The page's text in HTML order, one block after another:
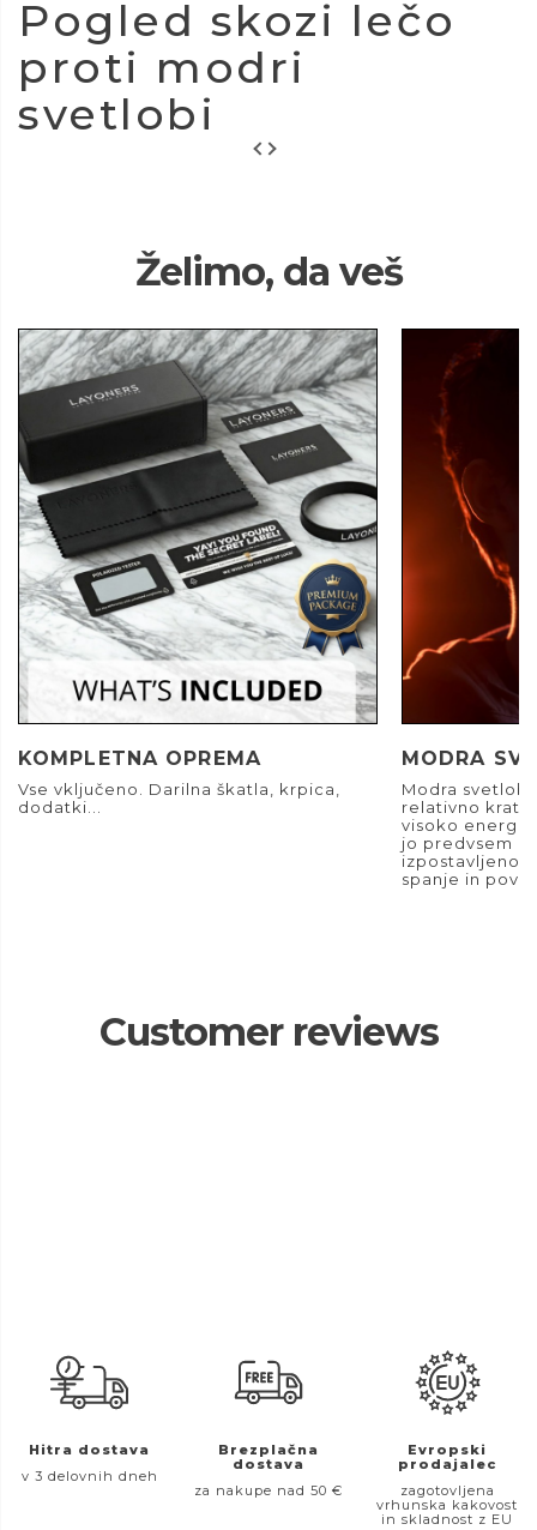
Pogled skozi lečo
proti modri
svetlobi
Želimo, da veš
KOMPLETNA OPREMA
Vse vključeno. Darilna škatla, krpica,
dodatki...
MODRA
Modra
relativno
visoko
jo predvsem
spanje in
Customer reviews
Hitra dostava
v 3 delovnih dneh
Brezplačna
dostava
za nakupe nad 50 €
Evropski
prodajalec
zagotovljena
vrhunska kakovost
in skladnost z EU